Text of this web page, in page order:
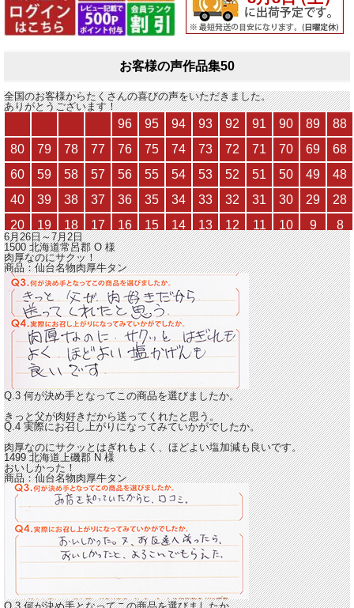
お客様の声作品集50
全国のお客様からたくさんの喜びの声をいただきました。
ありがとうございます！
6月26日～7月2日
1500 北海道常呂郡O様
肉厚なのにサクッ！
商品：仙台名物肉厚牛タン
Q.3 何が決め手となってこの商品を選びましたか。
きっと父が肉好きだから送ってくれたと思う。
Q.4 実際にお召し上がりになってみていかがでしたか。
肉厚なのにサクッとはぎれもよく、ほどよい塩加減も良いです。
1499 北海道上磯郡N様
おいしかった！
商品：仙台名物肉厚牛タン